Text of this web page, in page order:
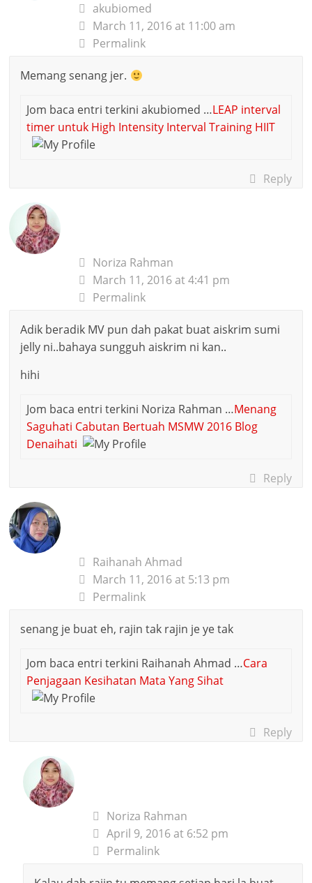
akubiomed
March 11, 2016 at 11:00 am
Permalink
Memang senang jer.
Jom baca entri terkini akubiomed …LEAP interval
timer untuk High Intensity Interval Training HIIT
Reply
Noriza Rahman
March 11, 2016 at 4:41 pm
Permalink
Adik beradik MV pun dah pakat buat aiskrim sumi
jelly ni..bahaya sungguh aiskrim ni kan..
hihi
Jom baca entri terkini Noriza Rahman …Menang
Saguhati Cabutan Bertuah MSMW 2016 Blog
Denaihati
Reply
Raihanah Ahmad
March 11, 2016 at 5:13 pm
Permalink
senang je buat eh, rajin tak rajin je ye tak
Jom baca entri terkini Raihanah Ahmad …Cara
Penjagaan Kesihatan Mata Yang Sihat
Reply
Noriza Rahman
April 9, 2016 at 6:52 pm
Permalink